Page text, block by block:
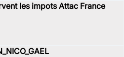
les impots Attac France